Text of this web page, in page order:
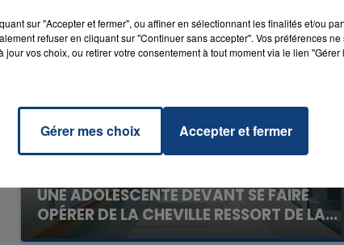
UNE ADOLESCENTE DEVANT SE FAIRE
OPÉRER DE LA CHEVILLE RESSORT DE LA...
La famille a porté plainte contre la clinique qui a
sur "Accepter et fermer", ou affiner en sélectionnant les finalités et/ou
refuser en cliquant sur "Continuer sans accepter". Vos préférences
jour vos choix, ou retirer votre consentement à tout moment via le lien
Gérer mes choix Accepter et fermer